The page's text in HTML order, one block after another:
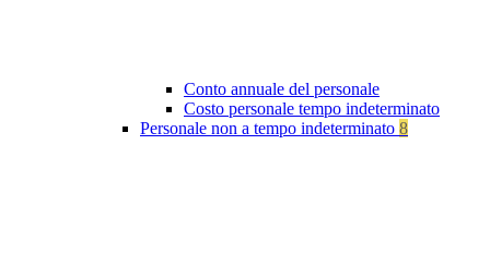
Conto annuale del personale
Costo personale tempo indeterminato
Personale non a tempo indeterminato 8